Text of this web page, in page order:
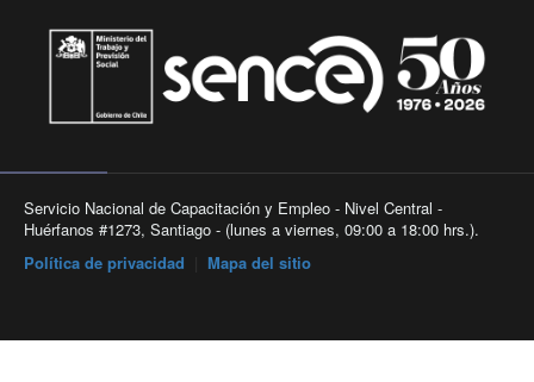
Servicio Nacional de Capacitación y Empleo - Nivel Central -
Huérfanos #1273, Santiago - (lunes a viernes, 09:00 a 18:00 hrs.).
Política de privacidad
Mapa del sitio